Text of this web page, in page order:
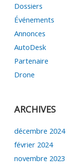
Dossiers
Événements
Annonces
AutoDesk
Partenaire
Drone
ARCHIVES
décembre 2024
février 2024
novembre 2023